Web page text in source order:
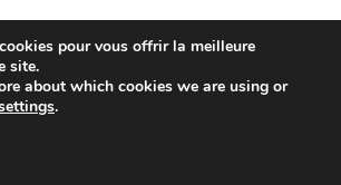
pour vous offrir la meilleure
site.
about which cookies we are using or
.